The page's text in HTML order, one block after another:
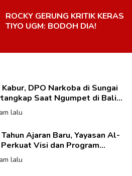
ROCKY GERUNG KRITIK KERAS
TIYO UGM: BODOH DIA!
DPO Narkoba di Sungai
Saat Ngumpet di Balik
lalu
Ajaran Baru, Yayasan Al-
Visi dan Program
Pendidikan
lalu